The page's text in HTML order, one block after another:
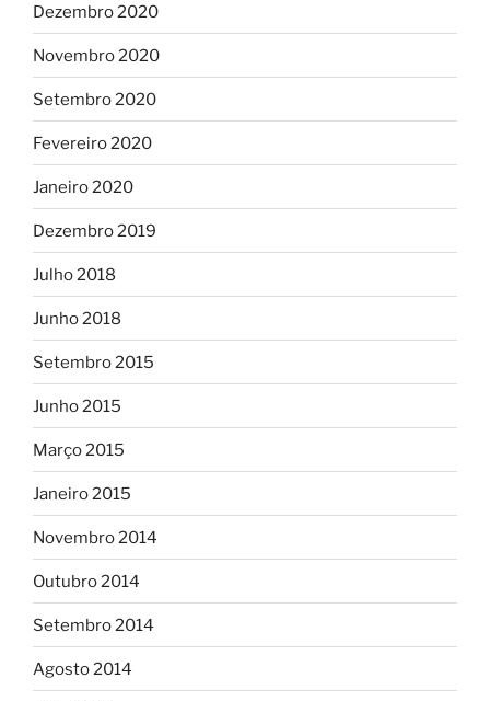
Dezembro 2020
Novembro 2020
Setembro 2020
Fevereiro 2020
Janeiro 2020
Dezembro 2019
Julho 2018
Junho 2018
Setembro 2015
Junho 2015
Março 2015
Janeiro 2015
Novembro 2014
Outubro 2014
Setembro 2014
Agosto 2014